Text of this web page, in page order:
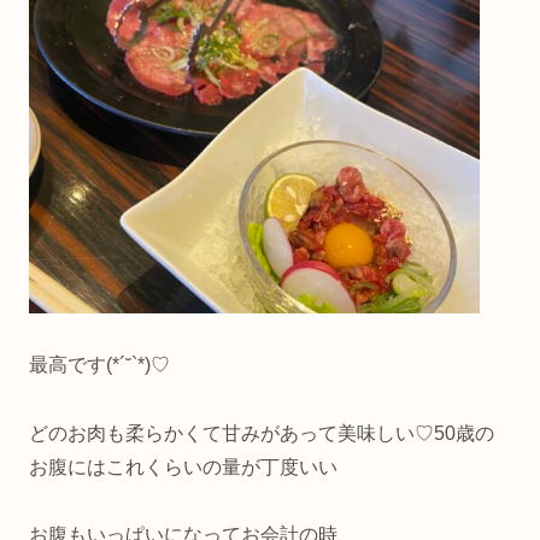
最高です(*´˘`*)♡
どのお肉も柔らかくて甘みがあって美味しい♡50歳の
お腹にはこれくらいの量が丁度いい
お腹もいっぱいになってお会計の時、